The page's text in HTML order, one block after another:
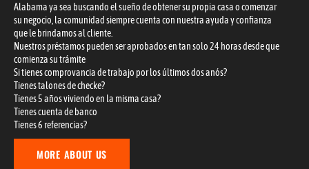
Alabama ya sea buscando el sueño de obtener su propia casa o comenzar
su negocio, la comunidad siempre cuenta con nuestra ayuda y confianza
que le brindamos al cliente.
Nuestros préstamos pueden ser aprobados en tan solo 24 horas desde que
comienza su trámite
Si tienes comprovancia de trabajo por los últimos dos anós?
Tienes talones de checke?
Tienes 5 años viviendo en la misma casa?
Tienes cuenta de banco
Tienes 6 referencias?
MORE ABOUT US